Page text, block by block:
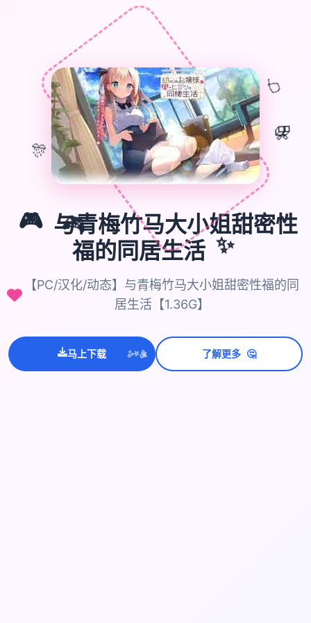
🎮
🎮 与青梅竹马大小姐甜密性
福的同居生活 ✨
【PC/汉化/动态】与青梅竹马大小姐甜密性福的同
居生活【1.36G】
马上下载 ✨⭐💫 了解更多 🤔
🎈
🎊
🎁